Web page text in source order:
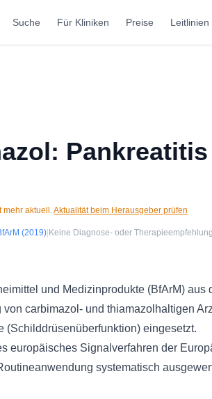
Suche Für Kliniken Preise Leitlinien
mehr aktuell.Aktualität beim Herausgeber prüfen
(2019) Keine Diagnose- oder Therapieempfehlung
und Medizinprodukte (BfArM) aus
carbimazol- und thiamazolhaltigen
(Schilddrüsenüberfunktion) eingesetzt.
europäisches Signalverfahren der
systematisch